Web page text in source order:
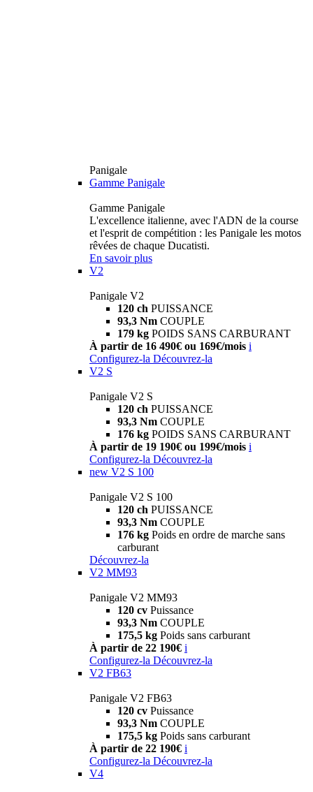
Panigale
Gamme Panigale
Gamme Panigale
L'excellence italienne, avec l'ADN de la course
et l'esprit de compétition : les Panigale les motos
rêvées de chaque Ducatisti.
En savoir plus
V2
Panigale V2
120 ch PUISSANCE
93,3 Nm COUPLE
179 kg POIDS SANS CARBURANT
À partir de 16 490€ ou 169€/mois i
Configurez-la Découvrez-la
V2 S
Panigale V2 S
120 ch PUISSANCE
93,3 Nm COUPLE
176 kg POIDS SANS CARBURANT
À partir de 19 190€ ou 199€/mois i
Configurez-la Découvrez-la
new V2 S 100
Panigale V2 S 100
120 ch PUISSANCE
93,3 Nm COUPLE
176 kg Poids en ordre de marche sans
carburant
Découvrez-la
V2 MM93
Panigale V2 MM93
120 cv Puissance
93,3 Nm COUPLE
175,5 kg Poids sans carburant
À partir de 22 190€ i
Configurez-la Découvrez-la
V2 FB63
Panigale V2 FB63
120 cv Puissance
93,3 Nm COUPLE
175,5 kg Poids sans carburant
À partir de 22 190€ i
Configurez-la Découvrez-la
V4